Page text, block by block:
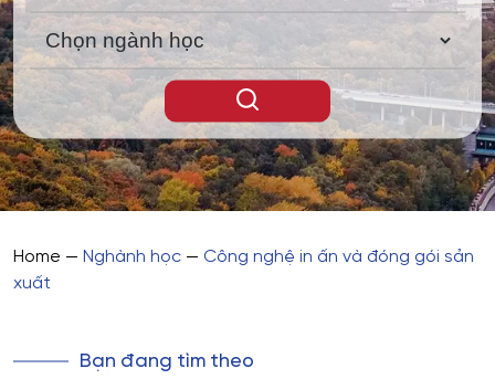
Home — Nghành học — Công nghệ in ấn và đóng gói sản
xuất
Bạn đang tìm theo